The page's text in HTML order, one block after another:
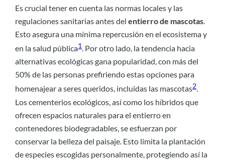
Es crucial tener en cuenta las normas locales y las
regulaciones sanitarias antes del entierro de mascotas.
Esto asegura una mínima repercusión en el ecosistema y
en la salud pública1. Por otro lado, la tendencia hacia
alternativas ecológicas gana popularidad, con más del
50% de las personas prefiriendo estas opciones para
homenajear a seres queridos, incluidas las mascotas2.
Los cementerios ecológicos, así como los híbridos que
ofrecen espacios naturales para el entierro en
contenedores biodegradables, se esfuerzan por
conservar la belleza del paisaje. Esto limita la plantación
de especies escogidas personalmente, protegiendo así la